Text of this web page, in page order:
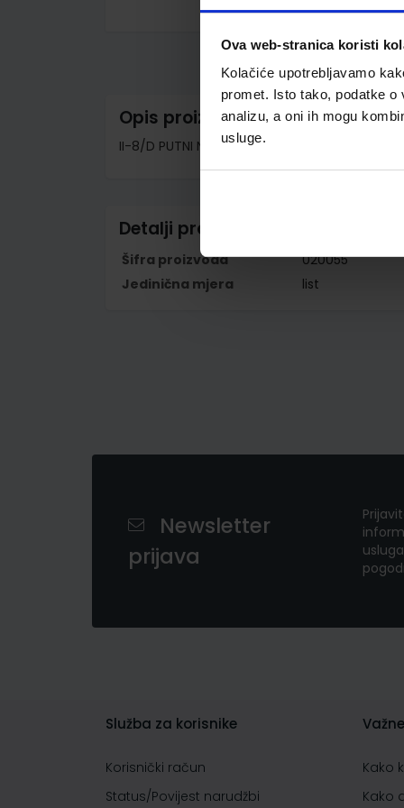
Ova web-stranica koristi
Kolačiće upotrebljavamo
promet. Isto tako, podatke
analizu, a oni ih mogu
usluge.
gallery
Opis proizvoda
II-8/D PUTNI NALOG S PUTNIM OBRAČUNOM;
Detalji proizvoda
Šifra proizvoda
020055
Jedinična mjera
list
Newsletter
prijava
Služba za korisnike
Korisnički račun
Status/Povijest narudžbi
Kako
Kako